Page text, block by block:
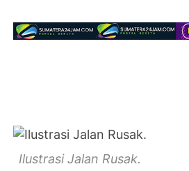
Ilustrasi Jalan Rusak.